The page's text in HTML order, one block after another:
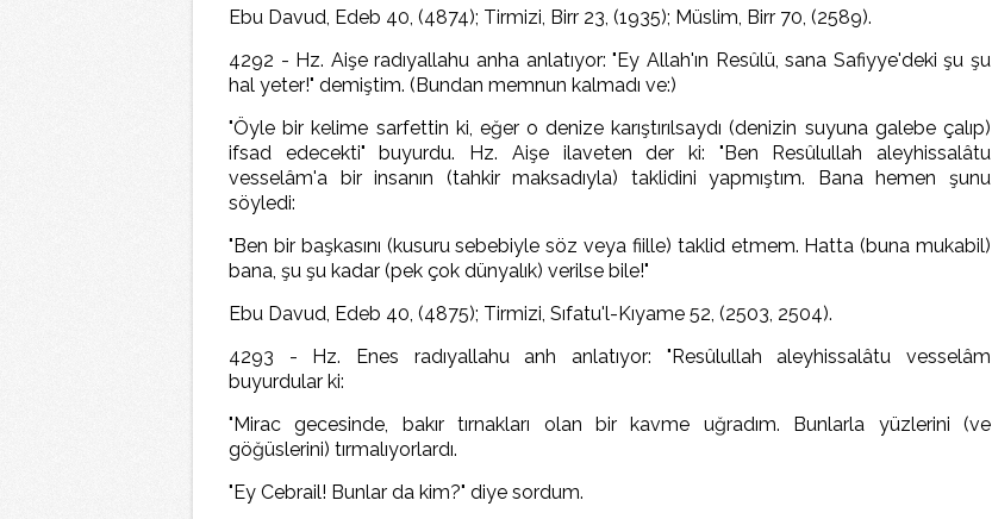
Ebu Davud, Edeb 40, (4874); Tirmizi, Birr 23, (1935); Müslim, Birr 70, (2589).
4292 - Hz. Aişe radıyallahu anha anlatıyor: "Ey Allah'ın Resûlü, sana Safiyye'deki şu şu
hal yeter!" demiştim. (Bundan memnun kalmadı ve:)
"Öyle bir kelime sarfettin ki, eğer o denize karıştırılsaydı (denizin suyuna galebe çalıp)
ifsad edecekti" buyurdu. Hz. Aişe ilaveten der ki: "Ben Resûlullah aleyhissalâtu
vesselâm'a bir insanın (tahkir maksadıyla) taklidini yapmıştım. Bana hemen şunu
söyledi:
"Ben bir başkasını (kusuru sebebiyle söz veya fiille) taklid etmem. Hatta (buna mukabil)
bana, şu şu kadar (pek çok dünyalık) verilse bile!"
Ebu Davud, Edeb 40, (4875); Tirmizi, Sıfatu'l-Kıyame 52, (2503, 2504).
4293 - Hz. Enes radıyallahu anh anlatıyor: "Resûlullah aleyhissalâtu vesselâm
buyurdular ki:
"Mirac gecesinde, bakır tırnakları olan bir kavme uğradım. Bunlarla yüzlerini (ve
göğüslerini) tırmalıyorlardı.
"Ey Cebrail! Bunlar da kim?" diye sordum.